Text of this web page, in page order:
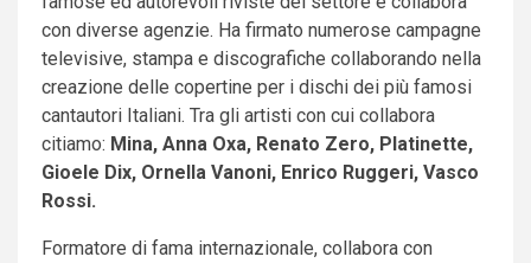
con diverse agenzie. Ha firmato numerose campagne
televisive, stampa e discografiche collaborando nella
creazione delle copertine per i dischi dei più famosi
cantautori Italiani. Tra gli artisti con cui collabora
citiamo: Mina, Anna Oxa, Renato Zero, Platinette,
Gioele Dix, Ornella Vanoni, Enrico Ruggeri, Vasco
Rossi.
Formatore di fama internazionale, collabora con